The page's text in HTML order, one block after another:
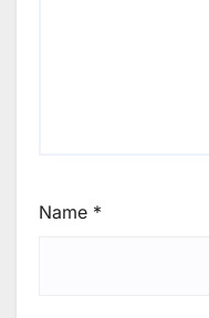
Name *